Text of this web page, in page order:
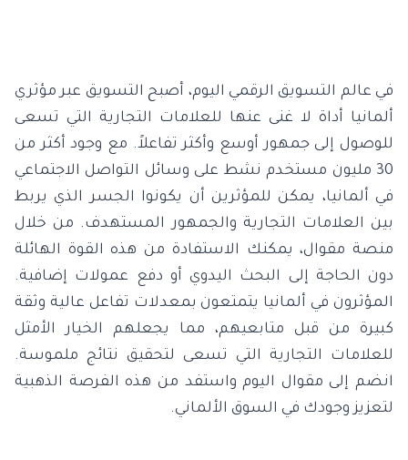
في عالم التسويق الرقمي اليوم، أصبح التسويق عبر مؤثري
ألمانيا أداة لا غنى عنها للعلامات التجارية التي تسعى
للوصول إلى جمهور أوسع وأكثر تفاعلاً. مع وجود أكثر من
30 مليون مستخدم نشط على وسائل التواصل الاجتماعي
في ألمانيا، يمكن للمؤثرين أن يكونوا الجسر الذي يربط
بين العلامات التجارية والجمهور المستهدف. من خلال
منصة مقوال، يمكنك الاستفادة من هذه القوة الهائلة
دون الحاجة إلى البحث اليدوي أو دفع عمولات إضافية.
المؤثرون في ألمانيا يتمتعون بمعدلات تفاعل عالية وثقة
كبيرة من قبل متابعيهم، مما يجعلهم الخيار الأمثل
للعلامات التجارية التي تسعى لتحقيق نتائج ملموسة.
انضم إلى مقوال اليوم واستفد من هذه الفرصة الذهبية
لتعزيز وجودك في السوق الألماني.